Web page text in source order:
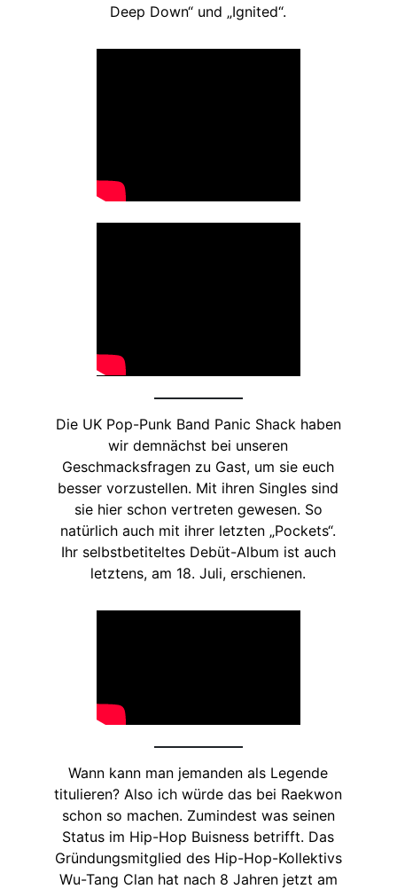
Deep Down“ und „Ignited“.
Die UK Pop-Punk Band Panic Shack haben
wir demnächst bei unseren
Geschmacksfragen zu Gast, um sie euch
besser vorzustellen. Mit ihren Singles sind
sie hier schon vertreten gewesen. So
natürlich auch mit ihrer letzten „Pockets“.
Ihr selbstbetiteltes Debüt-Album ist auch
letztens, am 18. Juli, erschienen.
Wann kann man jemanden als Legende
titulieren? Also ich würde das bei Raekwon
schon so machen. Zumindest was seinen
Status im Hip-Hop Buisness betrifft. Das
Gründungsmitglied des Hip-Hop-Kollektivs
Wu-Tang Clan hat nach 8 Jahren jetzt am